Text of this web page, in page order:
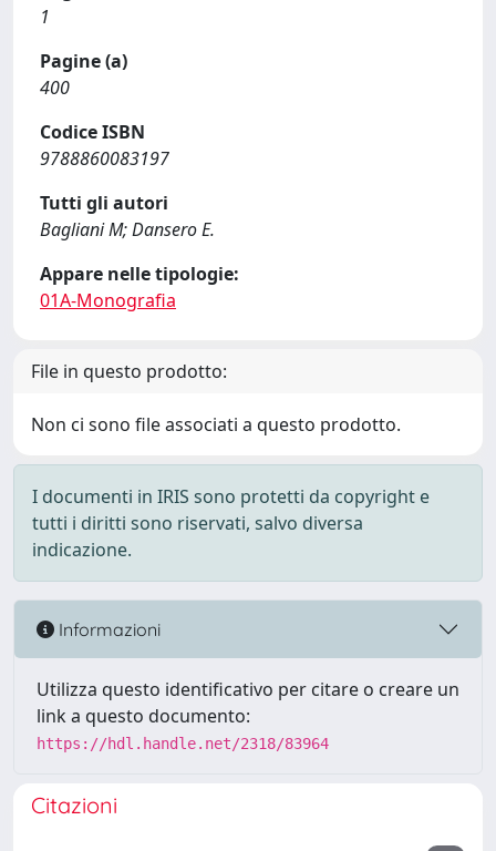
1
Pagine (a)
400
Codice ISBN
9788860083197
Tutti gli autori
Bagliani M; Dansero E.
Appare nelle tipologie:
01A-Monografia
File in questo prodotto:
Non ci sono file associati a questo prodotto.
I documenti in IRIS sono protetti da copyright e
tutti i diritti sono riservati, salvo diversa
indicazione.
Informazioni
Utilizza questo identificativo per citare o creare un
link a questo documento:
https://hdl.handle.net/2318/83964
Citazioni